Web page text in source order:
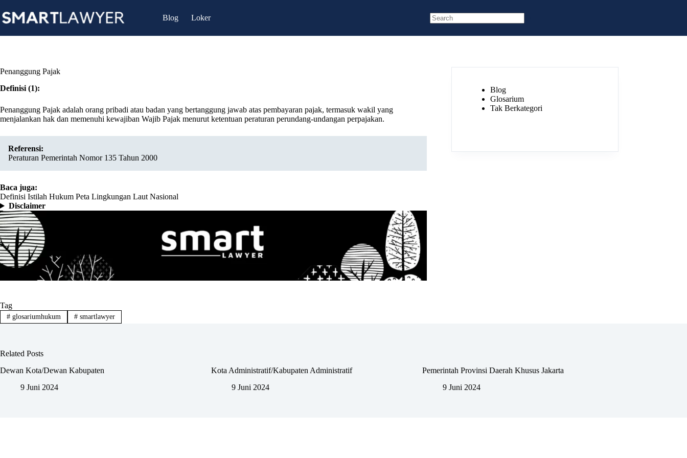
to
content
Blog
Loker
results
Penanggung Pajak
Definisi (1):
Penanggung Pajak adalah orang pribadi atau badan yang bertanggung jawab atas pembayaran pajak, termasuk wakil yang
menjalankan hak dan memenuhi kewajiban Wajib Pajak menurut ketentuan peraturan perundang-undangan perpajakan.
Referensi:
Peraturan Pemerintah Nomor 135 Tahun 2000
Baca juga:
Definisi Istilah Hukum Peta Lingkungan Laut Nasional
Disclaimer
Tag
#glosariumhukum #smartlawyer
Blog
Glosarium
Tak Berkategori
Related Posts
Dewan Kota/Dewan Kabupaten
9 Juni 2024
Kota Administratif/Kabupaten Administratif
9 Juni 2024
Pemerintah Provinsi Daerah Khusus Jakarta
9 Juni 2024